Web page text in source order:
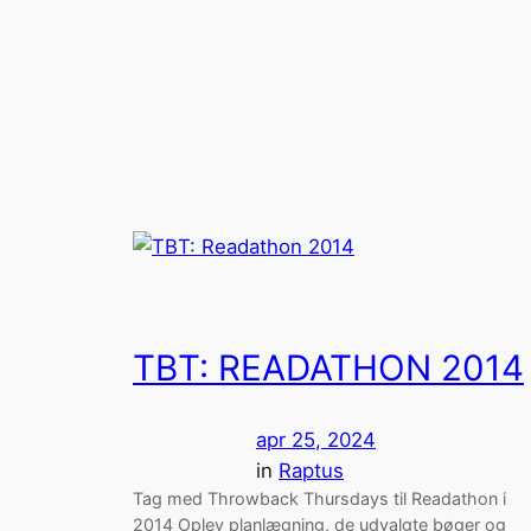
TBT: READATHON 2014
apr 25, 2024
in Raptus
Tag med Throwback Thursdays til Readathon i
2014 Oplev planlægning, de udvalgte bøger og